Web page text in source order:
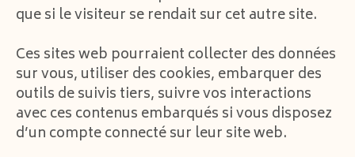
que si le visiteur se rendait sur cet autre site.
Ces sites web pourraient collecter des données
sur vous, utiliser des cookies, embarquer des
outils de suivis tiers, suivre vos interactions
avec ces contenus embarqués si vous disposez
d’un compte connecté sur leur site web.